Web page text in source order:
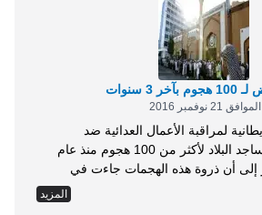
سنوات
لمراقبة الأعمال العدائية ضد
المسلمين، بتعرض مساجد البلاد لأكثر من 100 هجوم منذ عام
إلى أن ذروة هذه الهجمات جاءت في
الجندي لي رغبي في أحد شوارع لندن
نفسه . وذكر التقرير أن أشكال الممارسات العدائية ضد
المزيد